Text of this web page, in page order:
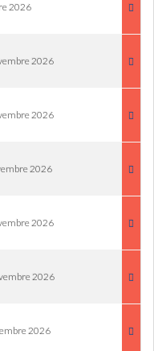
2026
2026
2026
2026
2026
2026
2026